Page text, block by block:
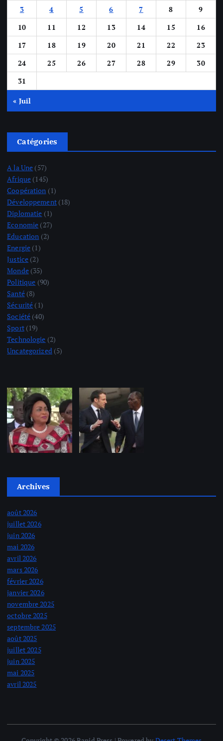
3
4 5 6 7 8
9
10
11 12 13 14 15
16
17
18 19 20 21 22
23
24
25 26 27 28 29
30
31
« Juil
Catégories
A la Une (57)
Afrique (145)
Coopération (1)
Développement(18)
Diplomatie (1)
Economie (27)
Education (2)
Energie (1)
Justice (2)
Monde(35)
Politique (90)
Santé(8)
Sécurité (1)
Société (40)
Sport(19)
Technologie (2)
Uncategorized(5)
Archives
août 2026
juillet 2026
juin 2026
mai 2026
avril 2026
mars 2026
février 2026
janvier 2026
novembre 2025
octobre 2025
septembre 2025
août 2025
juillet 2025
juin 2025
mai 2025
avril 2025